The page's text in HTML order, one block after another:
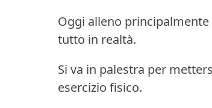
Oggi alleno
tutto in realtà.
Si va in palestra per
esercizio fisico.